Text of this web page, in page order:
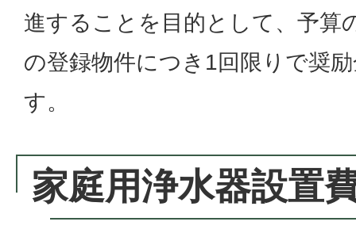
進することを目的として、予算
の登録物件につき1回限りで奨
す。
家庭用浄水器設置